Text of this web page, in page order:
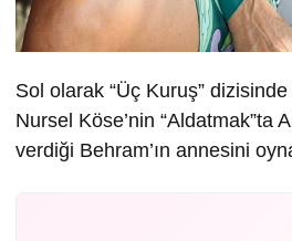
Sol olarak “Üç Kuruş”
Nursel Köse’nin “Aldatmak”ta
verdiği Behram’ın annesini